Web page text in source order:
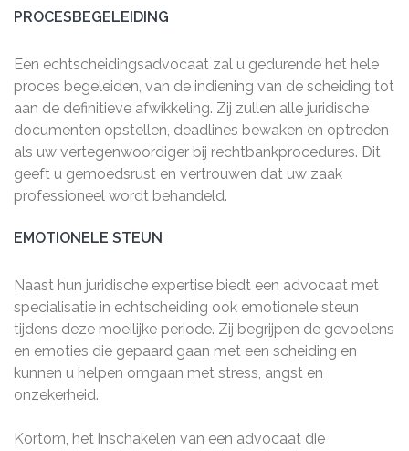
PROCESBEGELEIDING
Een echtscheidingsadvocaat zal u gedurende het hele
proces begeleiden, van de indiening van de scheiding tot
aan de definitieve afwikkeling. Zij zullen alle juridische
documenten opstellen, deadlines bewaken en optreden
als uw vertegenwoordiger bij rechtbankprocedures. Dit
geeft u gemoedsrust en vertrouwen dat uw zaak
professioneel wordt behandeld.
EMOTIONELE STEUN
Naast hun juridische expertise biedt een advocaat met
specialisatie in echtscheiding ook emotionele steun
tijdens deze moeilijke periode. Zij begrijpen de gevoelens
en emoties die gepaard gaan met een scheiding en
kunnen u helpen omgaan met stress, angst en
onzekerheid.
Kortom, het inschakelen van een advocaat die